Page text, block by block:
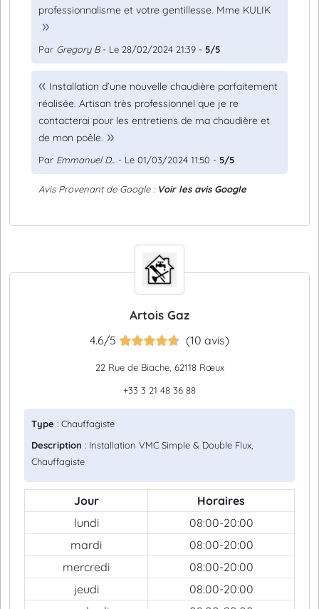
professionnalisme et votre gentillesse. Mme KULIK
Par Gregory B- Le 28/02/2024 21:39 - 5/5
Installation d’une nouvelle chaudière parfaitement
réalisée. Artisan très professionnel que je re
contacterai pour les entretiens de ma chaudière et
de mon poêle.
Par Emmanuel D... - Le 01/03/2024 11:50 - 5/5
Avis Provenant de Google : Voir les avis Google
Artois Gaz
4.6/5 (10 avis)
22 Rue de Biache, 62118 Rœux
+33 3 21 48 36 88
Type : Chauffagiste
Description : Installation VMC Simple & Double Flux,
Chauffagiste
Jour
Horaires
lundi
08:00-20:00
mardi
08:00-20:00
mercredi
08:00-20:00
jeudi
08:00-20:00